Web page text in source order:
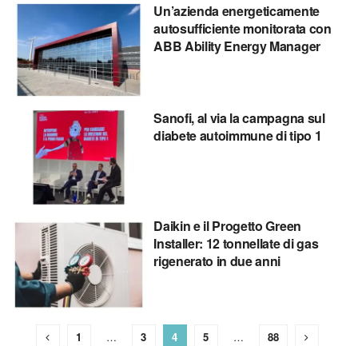
Un’azienda energeticamente
autosufficiente monitorata con
ABB Ability Energy Manager
Sanofi, al via la campagna sul
diabete autoimmune di tipo 1
Daikin e il Progetto Green
Installer: 12 tonnellate di gas
rigenerato in due anni
1 … 3 4 5 … 88